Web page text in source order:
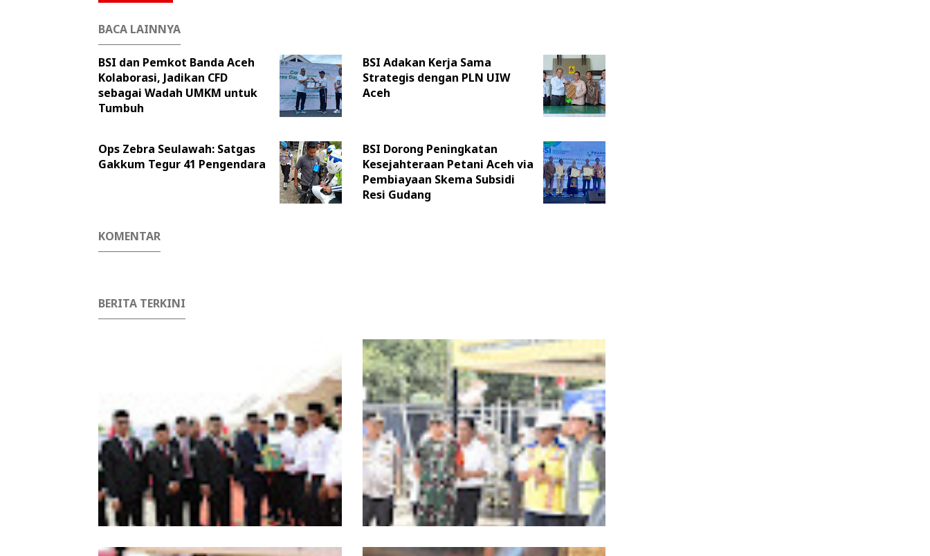
BACA LAINNYA
BSI dan Pemkot Banda Aceh
Kolaborasi, Jadikan CFD
sebagai Wadah UMKM untuk
Tumbuh
BSI Adakan Kerja Sama
Strategis dengan PLN UIW
Aceh
Ops Zebra Seulawah: Satgas
Gakkum Tegur 41 Pengendara
BSI Dorong Peningkatan
Kesejahteraan Petani Aceh via
Pembiayaan Skema Subsidi
Resi Gudang
KOMENTAR
BERITA TERKINI